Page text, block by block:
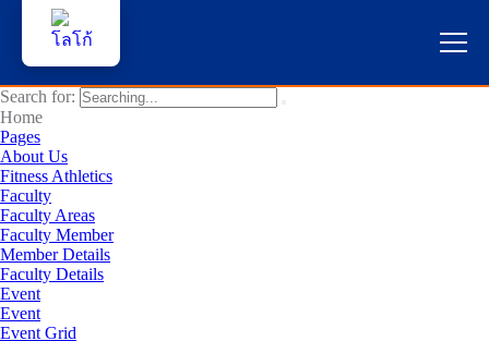
Search for:
Home
Pages
About Us
Fitness Athletics
Faculty
Faculty Areas
Faculty Member
Member Details
Faculty Details
Event
Event
Event Grid
หน้าแรก
ผู้สนใจสมัครเรียน
บริการนักศึกษา
คณาจารย์และบุคลากร
บุคคลทั่วไป